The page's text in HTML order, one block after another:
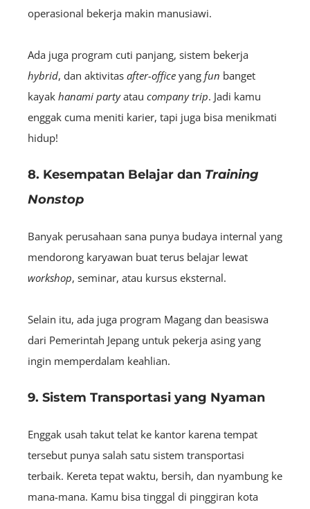
operasional bekerja makin manusiawi.
Ada juga program cuti panjang, sistem bekerja
hybrid, dan aktivitas after-office yang fun banget
kayak hanami partyatau company trip. Jadi kamu
enggak cuma meniti karier, tapi juga bisa menikmati
hidup!
8. Kesempatan Belajar dan Training
Nonstop
Banyak perusahaan sana punya budaya internal yang
mendorong karyawan buat terus belajar lewat
workshop, seminar, atau kursus eksternal.
Selain itu, ada juga program Magang dan beasiswa
dari Pemerintah Jepang untuk pekerja asing yang
ingin memperdalam keahlian.
9. Sistem Transportasi yang Nyaman
Enggak usah takut telat ke kantor karena tempat
tersebut punya salah satu sistem transportasi
terbaik. Kereta tepat waktu, bersih, dan nyambung ke
mana-mana. Kamu bisa tinggal di pinggiran kota